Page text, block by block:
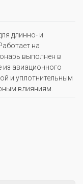
длинно- и
на
выполнен в
из авиационного
и уплотнительным
влияниям.